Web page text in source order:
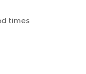
times